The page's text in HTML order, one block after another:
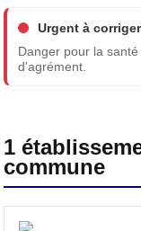
Urgent à corriger
Danger pour la
d'agrément.
1
commune